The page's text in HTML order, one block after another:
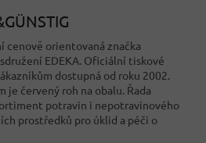
cenově orientovaná značka
EDEKA. Oficiální tiskové
dostupná od roku 2002.
je červený roh na obalu. Řada
potravin i nepotravinového
prostředků pro úklid a péči o